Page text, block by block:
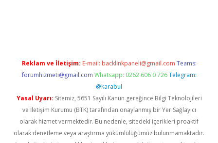
Reklam ve İletişim: E-mail: backlinkpaneli@gmail.com Teams:
forumhizmeti@gmail.com Whatsapp: 0262 606 0 726 Telegram:
@karabul
Yasal Uyarı: Sitemiz, 5651 Sayılı Kanun gereğince Bilgi Teknolojileri
ve İletişim Kurumu (BTK) tarafından onaylanmış bir Yer Sağlayıcı
olarak hizmet vermektedir. Bu nedenle, sitedeki içerikleri proaktif
olarak denetleme veya araştırma yükümlülüğümüz bulunmamaktadır.